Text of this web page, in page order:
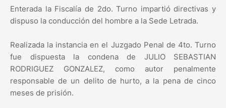
Enterada la Fiscalía de 2do. Turno impartió directivas y
dispuso la conducción del hombre a la Sede Letrada.
Realizada la instancia en el Juzgado Penal de 4to. Turno
fue dispuesta la condena de JULIO SEBASTIAN
RODRIGUEZ GONZALEZ, como autor penalmente
responsable de un delito de hurto, a la pena de cinco
meses de prisión.